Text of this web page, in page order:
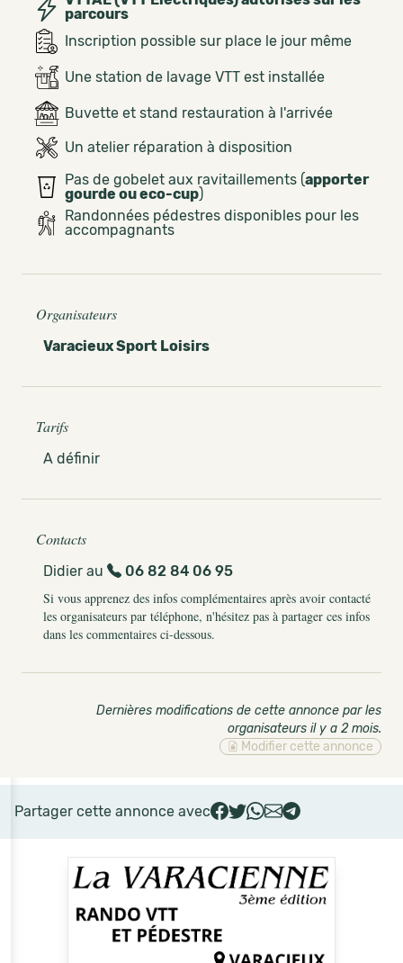
parcours
Inscription possible sur place le jour même
Une station de lavage VTT est installée
Buvette et stand restauration à l'arrivée
Un atelier réparation à disposition
Pas de gobelet aux ravitaillements (apporter
gourde ou eco-cup)
Randonnées pédestres disponibles pour les
accompagnants
Organisateurs
Varacieux Sport Loisirs
Tarifs
A définir
Contacts
Didier au
06 82 84 06 95
Si vous apprenez des infos complémentaires après avoir contacté
les organisateurs par téléphone, n'hésitez pas à partager ces infos
dans les commentaires ci-dessous.
Dernières modifications de cette annonce par les
organisateurs il y a 2 mois.
Modifier cette annonce
Partager cette annonce avec